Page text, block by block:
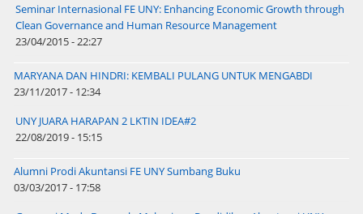
Seminar Internasional FE UNY: Enhancing Economic Growth through
Clean Governance and Human Resource Management
23/04/2015 - 22:27
MARYANA DAN HINDRI: KEMBALI PULANG UNTUK MENGABDI
23/11/2017 - 12:34
UNY JUARA HARAPAN 2 LKTIN IDEA#2
22/08/2019 - 15:15
Alumni Prodi Akuntansi FE UNY Sumbang Buku
03/03/2017 - 17:58